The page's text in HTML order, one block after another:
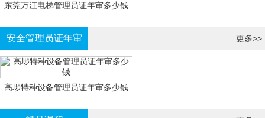
东莞万江电梯管理员证年审多少钱
安全管理员证年审 更多>>
高埗特种设备管理员证年审多少钱